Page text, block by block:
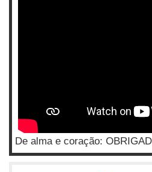
De alma e coração: